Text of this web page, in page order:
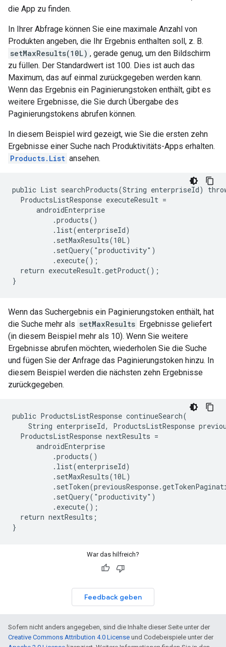
die App zu finden.
In Ihrer Abfrage können Sie eine maximale Anzahl von
Produkten angeben, die Ihr Ergebnis enthalten soll, z. B.
setMaxResults(10L) , gerade genug, um den Bildschirm
zu füllen. Der Standardwert ist 100. Dies ist auch das
Maximum, das auf einmal zurückgegeben werden kann.
Wenn das Ergebnis ein Paginierungstoken enthält, gibt es
weitere Ergebnisse, die Sie durch Übergabe des
Paginierungstokens abrufen können.
In diesem Beispiel wird gezeigt, wie Sie die ersten zehn
Ergebnisse einer Suche nach Produktivitäts-Apps erhalten.
Products.List ansehen.
public List searchProducts(String enterpriseId)
  ProductsListResponse executeResult =
      androidEnterprise
          .products()
          .list(enterpriseId)
          .setMaxResults(10L)
          .setQuery("productivity")
          .execute();
  return executeResult.getProduct();
}
Wenn das Suchergebnis ein Paginierungstoken enthält, hat
die Suche mehr als setMaxResults Ergebnisse geliefert
(in diesem Beispiel mehr als 10). Wenn Sie weitere
Ergebnisse abrufen möchten, wiederholen Sie die Suche
und fügen Sie der Anfrage das Paginierungstoken hinzu. In
diesem Beispiel werden die nächsten zehn Ergebnisse
zurückgegeben.
public ProductsListResponse continueSearch(
String enterpriseId, ProductsListResponse
  ProductsListResponse nextResults =
      androidEnterprise
          .products()
          .list(enterpriseId)
          .setMaxResults(10L)
          .setQuery("productivity")
          .execute();
  return nextResults;
}
War das hilfreich?
Feedback geben
Sofern nicht anders angegeben, sind die Inhalte dieser Seite unter der
Creative Commons Attribution 4.0 License und Codebeispiele unter der